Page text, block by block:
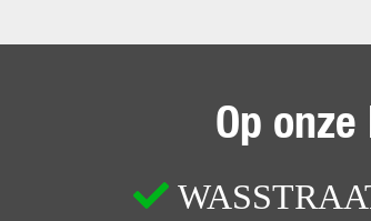
Op